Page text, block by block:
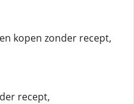
kopen zonder recept,
recept,